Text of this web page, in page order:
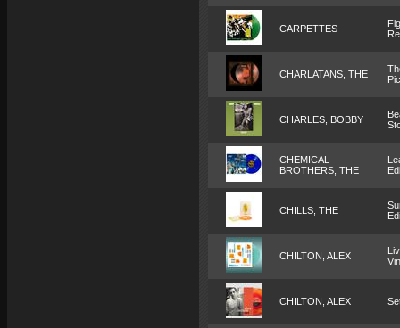
CARPETTES
CHARLATANS, THE
CHARLES, BOBBY
CHEMICAL
BROTHERS, THE
CHILLS, THE
CHILTON, ALEX
CHILTON, ALEX